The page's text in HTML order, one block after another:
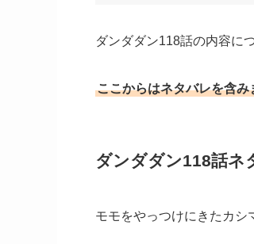
ダンダダン118話の内容に
ここからはネタバレを含
ダンダダン118話ネ
モモをやっつけにきたカシ